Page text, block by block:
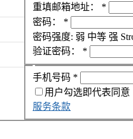
重填邮箱地址：
*
密码：
*
密码强度: 弱 中等 强
验证密码：
*
手机号码 *
用户勾选即代表同意
服务条款